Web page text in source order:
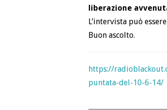
liberazione
L’intervista può
Buon ascolto.
https://
puntata-del-10-6-14/